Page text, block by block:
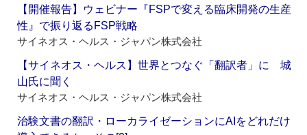
【開催報告】ウェビナー『FSPで変える臨床開発の生産
性』で振り返るFSP戦略
サイネオス・ヘルス・ジャパン株式会社
【サイネオス・ヘルス】世界とつなぐ「翻訳者」に 城
山氏に聞く
サイネオス・ヘルス・ジャパン株式会社
治験文書の翻訳・ローカライゼーションにAIをどれだけ